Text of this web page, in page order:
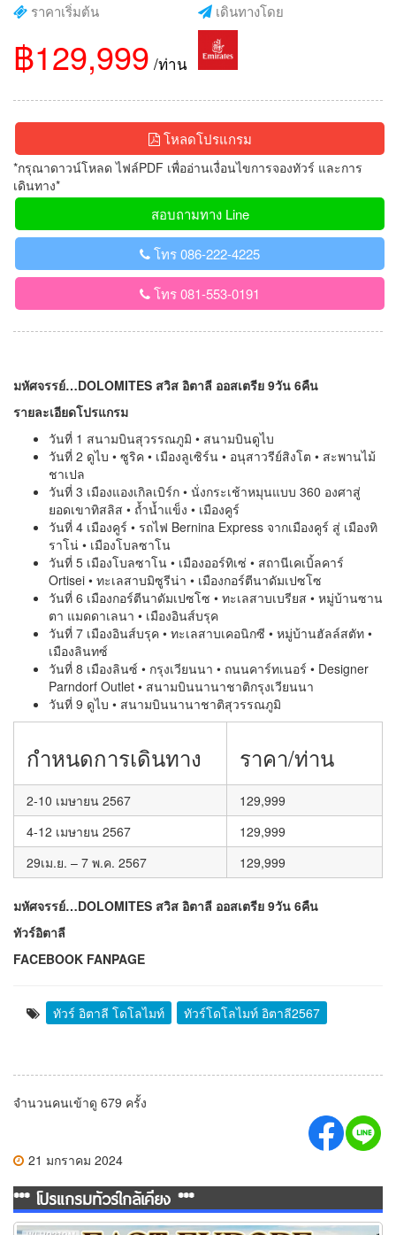
ราคาเริ่มต้น
฿129,999 /ท่าน
เดินทางโดย
โหลดโปรแกรม
*กรุณาดาวน์โหลด ไฟล์PDF เพื่ออ่านเงื่อนไขการจองทัวร์ และการ
เดินทาง*
สอบถามทาง Line
โทร 086-222-4225
โทร 081-553-0191
มหัศจรรย์…DOLOMITES สวิส อิตาลี ออสเตรีย 9วัน 6คืน
รายละเอียดโปรแกรม
วันที่ 1 สนามบินสุวรรณภูมิ • สนามบินดูไบ
วันที่ 2 ดูไบ • ซูริค • เมืองลูเซิร์น • อนุสาวรีย์สิงโต • สะพานไม้
ชาเปล
วันที่ 3 เมืองแองเกิลเบิร์ก • นั่งกระเช้าหมุนแบบ 360 องศาสู่
ยอดเขาทิสลิส • ถ้ำน้ำแข็ง • เมืองคูร์
วันที่ 4 เมืองคูร์ • รถไฟ Bernina Express จากเมืองคูร์ สู่ เมืองทิ
ราโน่ • เมืองโบลซาโน
วันที่ 5 เมืองโบลซาโน • เมืองออร์ทิเซ่ • สถานีเคเบิ้ลคาร์
Ortisei • ทะเลสาบมิซูรีน่า • เมืองกอร์ตีนาดัมเปซโซ
วันที่ 6 เมืองกอร์ตีนาดัมเปซโซ • ทะเลสาบเบรียส • หมู่บ้านซาน
ตา แมดดาเลนา • เมืองอินส์บรุค
วันที่ 7 เมืองอินส์บรุค • ทะเลสาบเคอนิกซี • หมู่บ้านฮัลล์สตัท •
เมืองลินทซ์
วันที่ 8 เมืองลินซ์ • กรุงเวียนนา • ถนนคาร์ทเนอร์ • Designer
Parndorf Outlet • สนามบินนานาชาติกรุงเวียนนา
วันที่ 9 ดูไบ • สนามบินนานาชาติสุวรรณภูมิ
กำหนดการเดินทาง ราคา/ท่าน
2-10 เมษายน 2567
129,999
4-12 เมษายน 2567
129,999
29เม.ย. – 7 พ.ค. 2567
129,999
มหัศจรรย์…DOLOMITES สวิส อิตาลี ออสเตรีย 9วัน 6คืน
ทัวร์อิตาลี
FACEBOOK FANPAGE
ทัวร์ อิตาลี โดโลไมท์ ทัวร์โดโลไมท์ อิตาลี2567
จำนวนคนเข้าดู 679 ครั้ง
21 มกราคม 2024
*** โปรแกรมทัวร์ใกล้เคียง ***